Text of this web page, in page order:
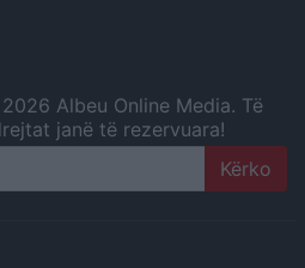
2026 Albeu Online Media. Të
janë të rezervuara!